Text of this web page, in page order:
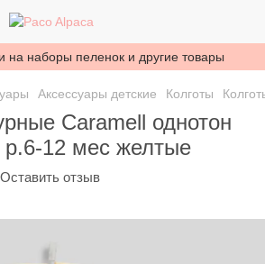
на наборы пеленок и другие товары
Аксессуары детские Колготы
Caramell однотон
р.6-12 мес желтые
Оставить отзыв